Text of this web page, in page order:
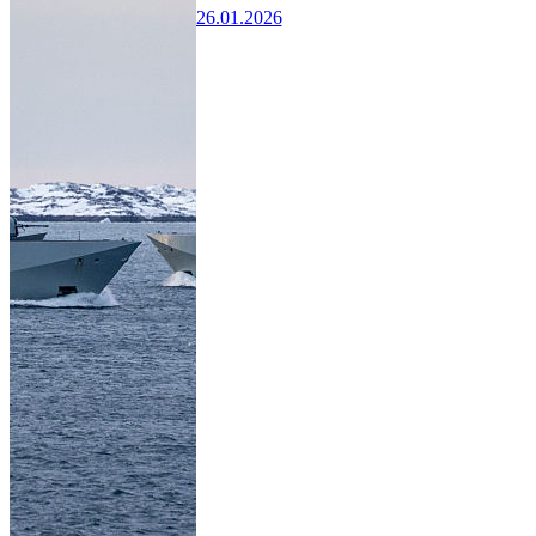
26.01.2026